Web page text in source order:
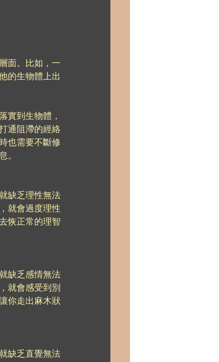
面。比如，一
的生物體上出
實到生物體，
通阻滯的經絡
也需要不斷修
。
缺乏理性無法
就會過度理性
恢正常的理智
缺乏感情無法
就會感受到別
你走出麻木狀
缺乏直覺無法